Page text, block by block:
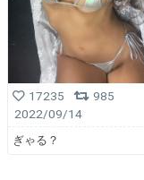
17235
985
2022/09/14
ぎゃる？